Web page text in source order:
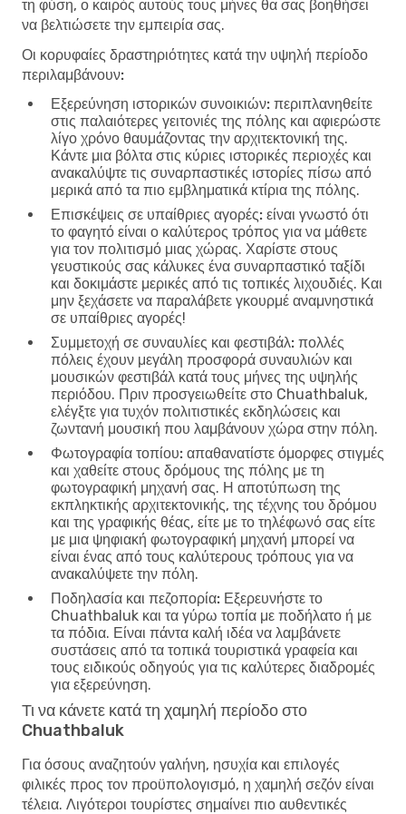
τη φύση, ο καιρός αυτούς τους μήνες θα σας βοηθήσει
να βελτιώσετε την εμπειρία σας.
Οι κορυφαίες δραστηριότητες κατά την υψηλή περίοδο
περιλαμβάνουν:
Εξερεύνηση ιστορικών συνοικιών: περιπλανηθείτε
στις παλαιότερες γειτονιές της πόλης και αφιερώστε
λίγο χρόνο θαυμάζοντας την αρχιτεκτονική της.
Κάντε μια βόλτα στις κύριες ιστορικές περιοχές και
ανακαλύψτε τις συναρπαστικές ιστορίες πίσω από
μερικά από τα πιο εμβληματικά κτίρια της πόλης.
Επισκέψεις σε υπαίθριες αγορές: είναι γνωστό ότι
το φαγητό είναι ο καλύτερος τρόπος για να μάθετε
για τον πολιτισμό μιας χώρας. Χαρίστε στους
γευστικούς σας κάλυκες ένα συναρπαστικό ταξίδι
και δοκιμάστε μερικές από τις τοπικές λιχουδιές. Και
μην ξεχάσετε να παραλάβετε γκουρμέ αναμνηστικά
σε υπαίθριες αγορές!
Συμμετοχή σε συναυλίες και φεστιβάλ: πολλές
πόλεις έχουν μεγάλη προσφορά συναυλιών και
μουσικών φεστιβάλ κατά τους μήνες της υψηλής
περιόδου. Πριν προσγειωθείτε στο Chuathbaluk,
ελέγξτε για τυχόν πολιτιστικές εκδηλώσεις και
ζωντανή μουσική που λαμβάνουν χώρα στην πόλη.
Φωτογραφία τοπίου: απαθανατίστε όμορφες στιγμές
και χαθείτε στους δρόμους της πόλης με τη
φωτογραφική μηχανή σας. Η αποτύπωση της
εκπληκτικής αρχιτεκτονικής, της τέχνης του δρόμου
και της γραφικής θέας, είτε με το τηλέφωνό σας είτε
με μια ψηφιακή φωτογραφική μηχανή μπορεί να
είναι ένας από τους καλύτερους τρόπους για να
ανακαλύψετε την πόλη.
Ποδηλασία και πεζοπορία: Εξερευνήστε το
Chuathbaluk και τα γύρω τοπία με ποδήλατο ή με
τα πόδια. Είναι πάντα καλή ιδέα να λαμβάνετε
συστάσεις από τα τοπικά τουριστικά γραφεία και
τους ειδικούς οδηγούς για τις καλύτερες διαδρομές
για εξερεύνηση.
Τι να κάνετε κατά τη χαμηλή περίοδο στο
Chuathbaluk
Για όσους αναζητούν γαλήνη, ησυχία και επιλογές
φιλικές προς τον προϋπολογισμό, η χαμηλή σεζόν είναι
τέλεια. Λιγότεροι τουρίστες σημαίνει πιο αυθεντικές